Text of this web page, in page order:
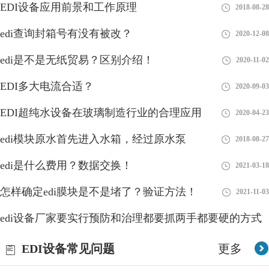
EDI设备应用前景和工作原理 2018-08-28
edi查询封箱号有没有被改？ 2020-12-08
edi是不是无纸贸易？区别介绍！ 2020-11-02
EDI多大电流合适？ 2020-09-03
EDI超纯水设备在玻璃制造行业的合理应用 2020-04-23
edi模块原水首先进入水箱，经过原水泵 2018-08-27
edi是什么费用？数据交换！ 2021-03-18
怎样确定edi膜块是不是堵了？验证方法！ 2021-11-03
edi设备厂家要实行预防和治理都要抓两手都要硬的方式
2018-08-28
更多
EDI设备常见问题
EDI标准文件咋读？方法分享！
EDI的标准文件我们可能比较怕见到，因为不仅对其不了解，甚至
应该咱读这类文件呢？
EDI设备厂家的安全与否，直接关系到人体的健康
EDI设备厂家的安全与否，直接关系到人体的健康，为了保障饮用
上保证用水的安全。还有一些工业用水，为了减少污染